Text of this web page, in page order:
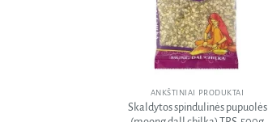
ANKŠTINIAI PRODUKTAI
Skaldytos spindulinės pupuolės